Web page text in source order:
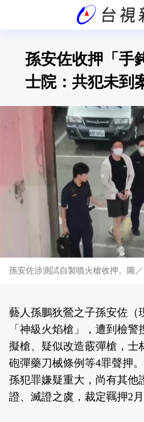
孫安佐收押「手
士院：共犯未到
孫安佐涉測試自製噴火槍收押。圖
藝人孫鵬狄鶯之子孫安佐（
「神級火焰槍」，遭到檢
擬槍、疑似改造霰彈槍，士
砲彈藥刀械條例等4罪聲押
孫犯罪嫌疑重大，尚有其他
證、滅證之虞，裁定羈押2